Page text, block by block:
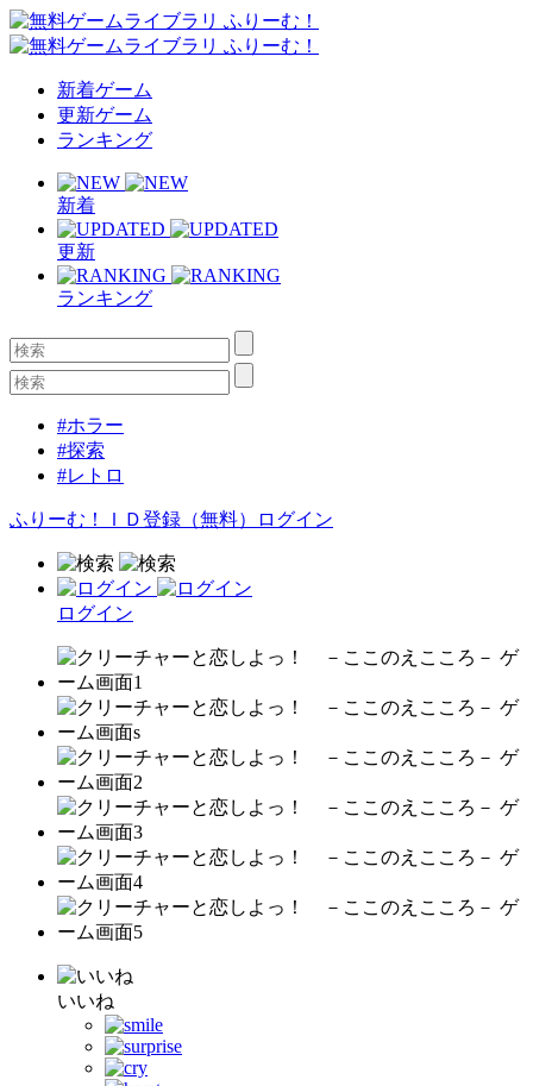
新着ゲーム
更新ゲーム
ランキング
新着
更新
ランキング
#ホラー
#探索
#レトロ
ふりーむ！ＩＤ登録（無料） ログイン
ログイン
いいね